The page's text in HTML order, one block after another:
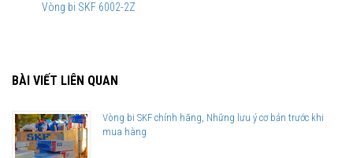
Vòng bi SKF 6002-2Z
BÀI VIẾT LIÊN QUAN
Vòng bi SKF chính hãng, Những lưu ý cơ bản trước khi
mua hàng